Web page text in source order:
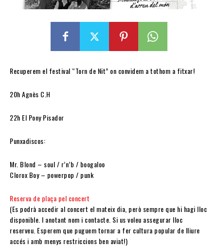
Recuperem el festival “Torn de Nit” on convidem a tothom a fitxar!
20h Agnès C.H
22h El Pony Pisador
Punxadiscos:
Mr. Blond – soul / r’n’b / boogaloo
Clorox Boy – powerpop / punk
Reserva de plaça pel concert
(Es podrà accedir al concert el mateix dia, però sempre que hi hagi lloc
disponible. I anotant nom i contacte. Si us voleu assegurar lloc
reserveu. Esperem que puguem tornar a fer cultura popular de lliure
accés i amb menys restriccions ben aviat!)